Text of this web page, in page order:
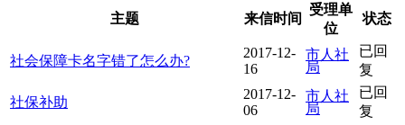
主题
来信时间
受理单
位
状态
社会保障卡名字错了怎么办?
2017-12-
16
市人社
局
已回
复
社保补助
2017-12-
06
市人社
局
已回
复